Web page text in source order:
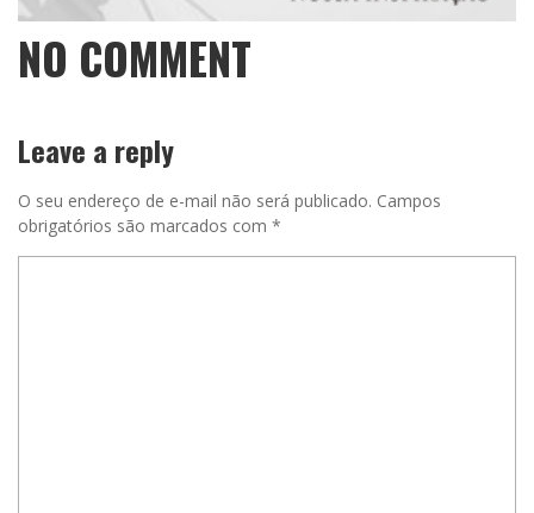
NO COMMENT
Leave a reply
O seu endereço de e-mail não será publicado. Campos
obrigatórios são marcados com *